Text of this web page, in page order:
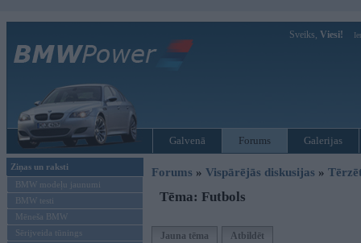
Sveiks, Viesi!
Galvenā Forums Galerijas
Ziņas un raksti
BMW modeļu jaunumi
BMW testi
Mēneša BMW
Sērijveida tūnings
Forums » Vispārējās diskusijas »
Tēma: Futbols
Jauna tēma Atbildēt